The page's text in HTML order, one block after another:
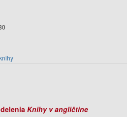
Knihy v angličtine